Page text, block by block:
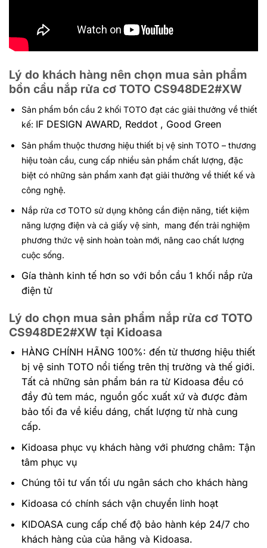
Lý do khách hàng nên chọn mua sản phẩm
bồn cầu nắp rửa cơ TOTO CS948DE2#XW
Sản phẩm bồn cầu 2 khối TOTO đạt các giải thưởng về thiết
kế: IF DESIGN AWARD, Reddot , Good Green
Sản phẩm thuộc thương hiệu thiết bị vệ sinh TOTO – thương
hiệu toàn cầu, cung cấp nhiều sản phẩm chất lượng, đặc
biệt có những sản phẩm xanh đạt giải thưởng về thiết kế và
công nghệ.
Nắp rửa cơ TOTO sử dụng không cần điện năng, tiết kiệm
năng lượng điện và cả giấy vệ sinh, mang đến trải nghiệm
phương thức vệ sinh hoàn toàn mới, nâng cao chất lượng
cuộc sống.
Gía thành kinh tế hơn so với bồn cầu 1 khối nắp rửa
điện tử
Lý do chọn mua sản phẩm nắp rửa cơ TOTO
CS948DE2#XW tại Kidoasa
HÀNG CHÍNH HÃNG 100%: đến từ thương hiệu thiết
bị vệ sinh TOTO nổi tiếng trên thị trường và thế giới.
Tất cả những sản phẩm bán ra từ Kidoasa đều có
đầy đủ tem mác, nguồn gốc xuất xứ và được đảm
bảo tối đa về kiểu dáng, chất lượng từ nhà cung
cấp.
Kidoasa phục vụ khách hàng với phương châm: Tận
tâm phục vụ
Chúng tôi tư vấn tối ưu ngân sách cho khách hàng
Kidoasa có chính sách vận chuyển linh hoạt
KIDOASA cung cấp chế độ bảo hành kép 24/7 cho
khách hàng của của hãng và Kidoasa.